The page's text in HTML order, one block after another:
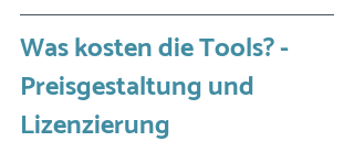
Was kosten die Tools? -
Preisgestaltung und
Lizenzierung